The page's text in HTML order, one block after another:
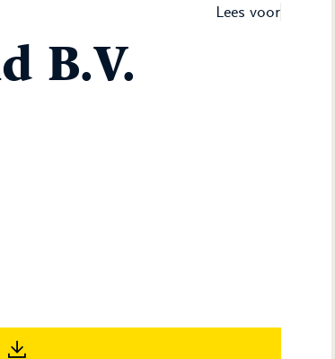
Lees voor
B.V.